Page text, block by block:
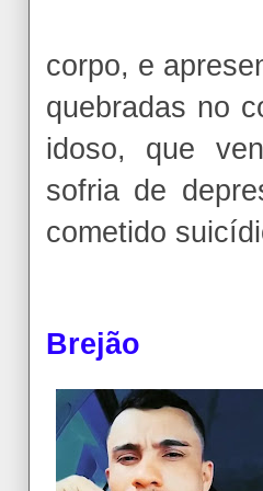
corpo, e
quebradas no
idoso, que
sofria de
cometido
Brejão